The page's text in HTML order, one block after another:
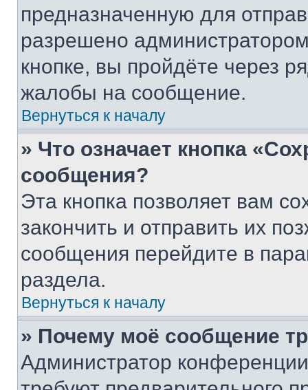
предназначенную для
разрешено
кнопке, вы пройдёте через
жалобы на сообщение.
Вернуться к началу
» Что означает кнопка
сообщения?
Эта кнопка позволяет вам
закончить и отправить их
сообщения перейдите в
раздела.
Вернуться к началу
» Почему моё сообщение
Администратор